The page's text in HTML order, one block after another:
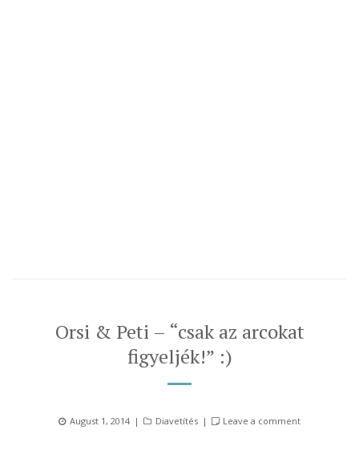
Orsi & Peti – “csak az arcokat
figyeljék!” :)
Posted
August 1, 2014 Categories
Diavetítés Leave a comment